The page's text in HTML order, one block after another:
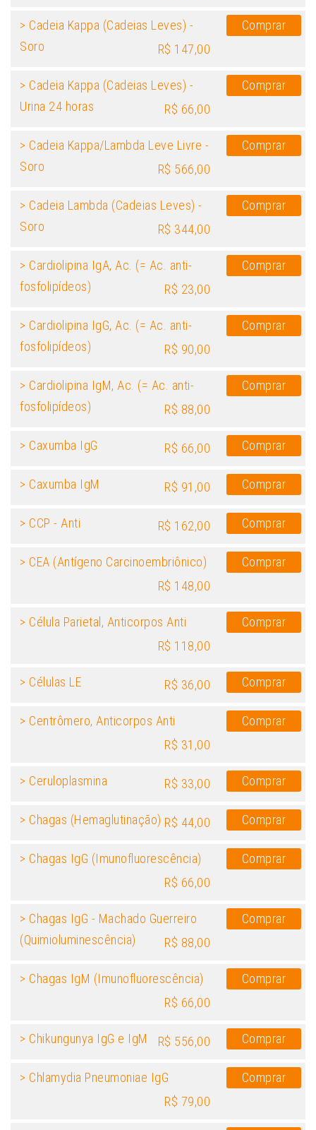
> Cadeia Kappa (Cadeias Leves) -
Soro
R$ 147,00
Comprar
> Cadeia Kappa (Cadeias Leves) -
Urina 24 horas
R$ 66,00
Comprar
> Cadeia Kappa/Lambda Leve Livre -
Soro
R$ 566,00
Comprar
> Cadeia Lambda (Cadeias Leves) -
Soro
R$ 344,00
Comprar
> Cardiolipina IgA, Ac. (= Ac. anti-
fosfolipídeos)
R$ 23,00
Comprar
> Cardiolipina IgG, Ac. (= Ac. anti-
fosfolipídeos)
R$ 90,00
Comprar
> Cardiolipina IgM, Ac. (= Ac. anti-
fosfolipídeos)
R$ 88,00
Comprar
> Caxumba IgG R$ 66,00 Comprar
> Caxumba IgM R$ 91,00 Comprar
> CCP - Anti R$ 162,00 Comprar
> CEA (Antígeno Carcinoembriônico)
R$ 148,00
Comprar
> Célula Parietal, Anticorpos Anti
R$ 118,00
Comprar
> Células LE R$ 36,00 Comprar
> Centrômero, Anticorpos Anti
R$ 31,00
Comprar
> Ceruloplasmina R$ 33,00 Comprar
> Chagas (Hemaglutinação) R$ 44,00 Comprar
> Chagas IgG (Imunofluorescência)
R$ 66,00
Comprar
> Chagas IgG - Machado Guerreiro
(Quimioluminescência)
R$ 88,00
Comprar
> Chagas IgM (Imunofluorescência)
R$ 66,00
Comprar
> Chikungunya IgG e IgM R$ 556,00 Comprar
> Chlamydia Pneumoniae IgG
R$ 79,00
Comprar